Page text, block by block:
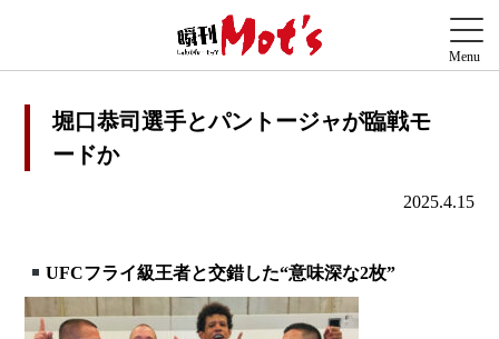
堀口恭司選手とパントージャが臨戦モ
ードか
2025.4.15
UFCフライ級王者と交錯した“意味深な2枚”